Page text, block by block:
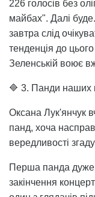
226 голосів без
майбах". Далі
завтра слід
тенденція до
Зеленській воює
🔷 3. Панди наших
Оксана Лук'янчук
панд, хоча
вередливості
Перша панда дуже
закінчення